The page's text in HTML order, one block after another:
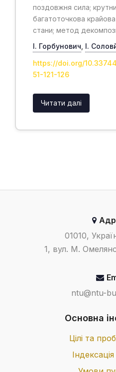
поздовжня сила;
багатоточкова крайова
стани; метод
І. Горбунович І.
https://doi.org/
51-121-126
Читати далі
01010,
1, вул. М.
ntu@ntu-
Основна
Цілі та